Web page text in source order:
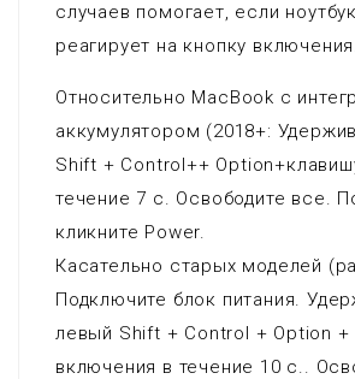
случаев помогает, если
реагирует на кнопку
Относительно MacBook с
аккумулятором (2018+:
Shift + Control++
течение 7 с. Освободите все.
кликните Power.
Касательно старых моделей
Подключите блок питания.
левый Shift + Control + Option +
включения в течение 10 с..